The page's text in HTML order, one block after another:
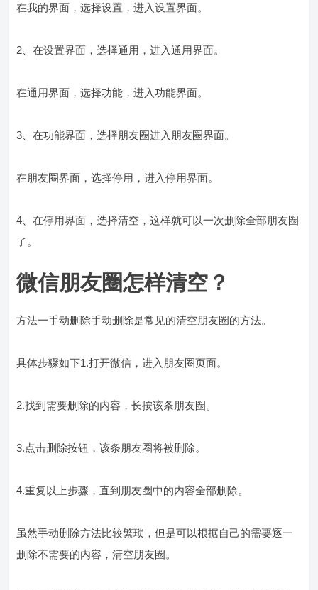
在我的界面，选择设置，进入设置界面。
2、在设置界面，选择通用，进入通用界面。
在通用界面，选择功能，进入功能界面。
3、在功能界面，选择朋友圈进入朋友圈界面。
在朋友圈界面，选择停用，进入停用界面。
4、在停用界面，选择清空，这样就可以一次删除全部朋友圈
了。
微信朋友圈怎样清空？
方法一手动删除手动删除是常见的清空朋友圈的方法。
具体步骤如下1.打开微信，进入朋友圈页面。
2.找到需要删除的内容，长按该条朋友圈。
3.点击删除按钮，该条朋友圈将被删除。
4.重复以上步骤，直到朋友圈中的内容全部删除。
虽然手动删除方法比较繁琐，但是可以根据自己的需要逐一
删除不需要的内容，清空朋友圈。